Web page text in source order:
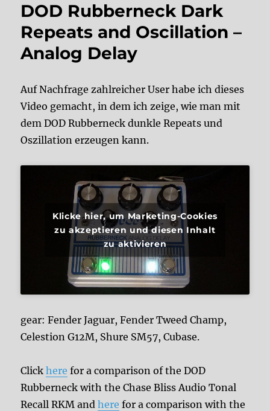
DOD Rubberneck Dark
Repeats and Oscillation –
Analog Delay
Auf Nachfrage zahlreicher User habe ich dieses
Video gemacht, in dem ich zeige, wie man mit
dem DOD Rubberneck dunkle Repeats und
Oszillation erzeugen kann.
Klicke hier, um Marketing-Cookies
zu akzeptieren und diesen Inhalt
zu aktivieren
gear: Fender Jaguar, Fender Tweed Champ,
Celestion G12M, Shure SM57, Cubase.
Clickhere for a comparison of the DOD
Rubberneck with the Chase Bliss Audio Tonal
Recall RKM andhere for a comparison with the